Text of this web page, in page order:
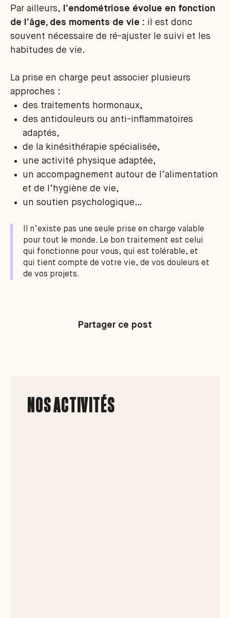
Par ailleurs, l’endométriose évolue en fonction
de l’âge, des moments de vie : il est donc
souvent nécessaire de ré-ajuster le suivi et les
habitudes de vie.
La prise en charge peut associer plusieurs
approches :
des traitements hormonaux,
des antidouleurs ou anti-inflammatoires
adaptés,
de la kinésithérapie spécialisée,
une activité physique adaptée,
un accompagnement autour de l’alimentation
et de l’hygiène de vie,
un soutien psychologique…
Il n’existe pas une seule prise en charge valable
pour tout le monde. Le bon traitement est celui
qui fonctionne pour vous, qui est tolérable, et
qui tient compte de votre vie, de vos douleurs et
de vos projets.
Partager ce post
NOS ACTIVITÉS